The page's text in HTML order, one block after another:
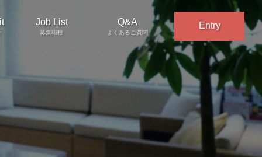
Job List
募集職種
Q&A
よくあるご質問
Entry